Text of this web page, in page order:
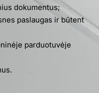
dokumentus;
paslaugas ir būtent
parduotuvėje